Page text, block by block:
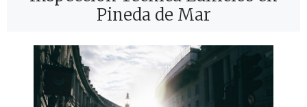
Pineda de Mar